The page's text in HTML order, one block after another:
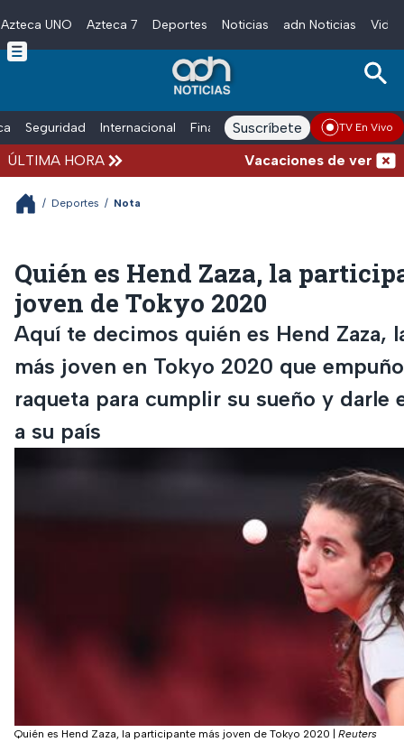
Skip to main content
Azteca UNO Azteca 7 Deportes Noticias adn Noticias
Seguridad Internacional Finanzas adn Noticias Radio
Suscríbete TV En Vivo
ÚLTIMA HORA Vacaciones de verano
/ Deportes / Nota
Quién es Hend Zaza, la
joven de Tokyo 2020
Aquí te decimos quién es Hend Zaza,
más joven en Tokyo 2020 que
raqueta para cumplir su sueño y darle
a su país
Quién es Hend Zaza, la participante más joven de Tokyo 2020 Reuters